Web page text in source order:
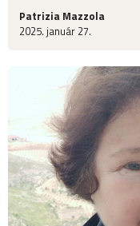
Patrizia Mazzola
2025. január 27.